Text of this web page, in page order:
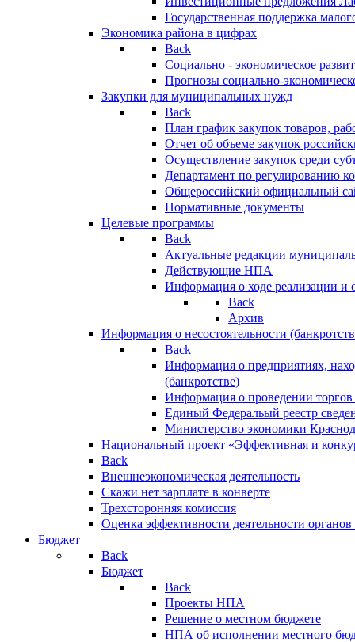
Государственная поддержка
Экономика района в цифрах
Back
Социально - экономическое
Прогнозы социально-
Закупки для муниципальных нужд
Back
План график закупок товаров,
Отчет об объеме закупок
Осуществление закупок среди
Департамент по регулированию
Общероссийский официальный
Нормативные документы
Целевые программы
Back
Актуальные редакции
Действующие НПА
Информация о ходе реализации
Back
Архив
Информация о несостоятельности
Back
Информация о предприятиях,
(банкротстве)
Информация о проведении
Единый Федеральый реестр
Министерство экономики
Национальный проект «Эффективная и
Back
Внешнеэкономическая деятельность
Скажи нет зарплате в конверте
Трехсторонняя комиссия
Оценка эффективности деятельности
Бюджет
Back
Бюджет
Back
Проекты НПА
Решение о местном бюджете
НПА об исполнении местного